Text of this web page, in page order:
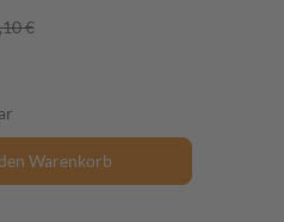
€
Warenkorb